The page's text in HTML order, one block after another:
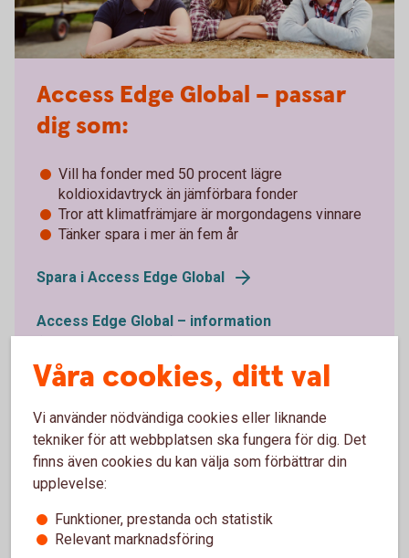
Access Edge Global – passar
dig som:
Vill ha fonder med 50 procent lägre
koldioxidavtryck än jämförbara fonder
Tror att klimatfrämjare är morgondagens vinnare
Tänker spara i mer än fem år
Spara i Access Edge Global
Access Edge Global – information
Våra cookies, ditt val
Vi använder nödvändiga cookies eller liknande
tekniker för att webbplatsen ska fungera för dig. Det
finns även cookies du kan välja som förbättrar din
upplevelse:
Funktioner, prestanda och statistik
Relevant marknadsföring